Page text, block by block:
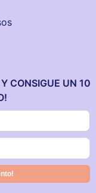
CONSIGUE UN 10